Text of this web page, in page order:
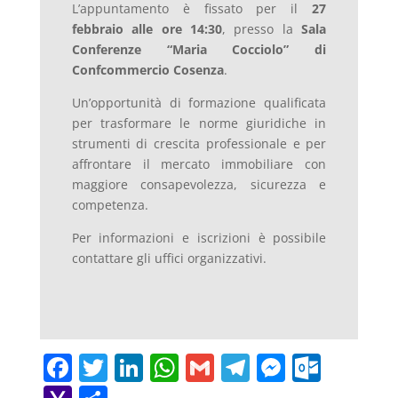
L’appuntamento è fissato per il27
febbraio alle ore 14:30, presso laSala
Conferenze “Maria Cocciolo” di
Confcommercio Cosenza.
Un’opportunità di formazione qualificata
per trasformare le norme giuridiche in
strumenti di crescita professionale e per
affrontare il mercato immobiliare con
maggiore consapevolezza, sicurezza e
competenza.
Per informazioni e iscrizioni è possibile
contattare gli uffici organizzativi.
F T Li W G T M O